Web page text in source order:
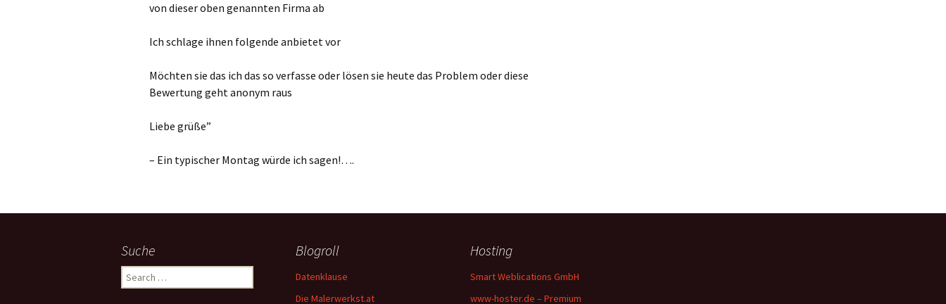
von dieser oben genannten Firma ab
Ich schlage ihnen folgende anbietet vor
Möchten sie das ich das so verfasse oder lösen sie heute das Problem oder diese
Bewertung geht anonym raus
Liebe grüße”
– Ein typischer Montag würde ich sagen!….
Suche
Search
for:
Blogroll
Datenklause
Die Malerwerkst.at
Hosting
Smart Weblications GmbH
www-hoster.de – Premium